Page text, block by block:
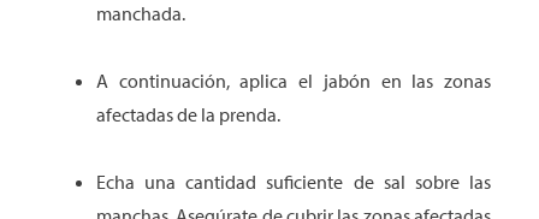
manchada.
A continuación, aplica el jabón en las zonas
afectadas de la prenda.
Echa una cantidad suficiente de sal sobre las